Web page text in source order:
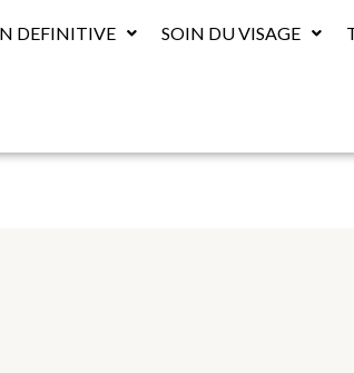
DEFINITIVE SOIN DU VISAGE